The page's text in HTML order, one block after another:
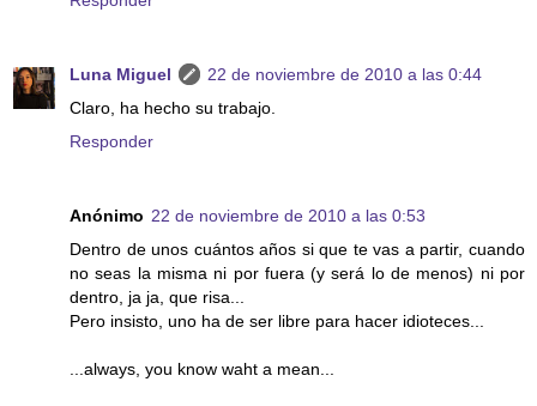
Luna Miguel
22 de noviembre de 2010 a las 0:44
Claro, ha hecho su trabajo.
Responder
Anónimo 22 de noviembre de 2010 a las 0:53
Dentro de unos cuántos años si que te vas a partir, cuando
no seas la misma ni por fuera (y será lo de menos) ni por
dentro, ja ja, que risa...
Pero insisto, uno ha de ser libre para hacer idioteces...
...always, you know waht a mean...